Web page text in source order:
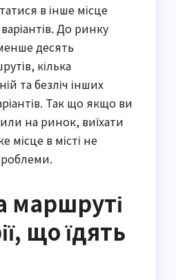
в інше місце
До ринку
десять
кілька
та безліч інших
Так що якщо ви
на ринок, виїхати
місце в місті не
що їдять